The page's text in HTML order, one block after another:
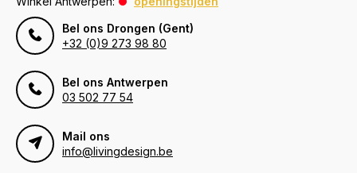
Bel ons Drongen (Gent)
+32 (0)9 273 98 80
Bel ons Antwerpen
03 502 77 54
Mail ons
info@livingdesign.be